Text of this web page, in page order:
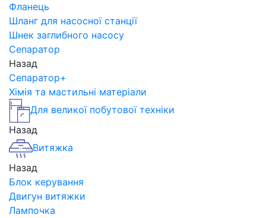
Фланець
Шланг для насосної станції
Шнек заглибного насосу
Сепаратор
Назад
Сепаратор+
Хімія та мастильні матеріали
Для великої побутової техніки
Назад
Витяжка
Назад
Блок керування
Двигун витяжки
Лампочка